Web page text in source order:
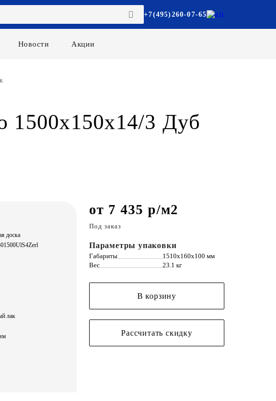
+7(495)260-07-65
Новости Акции
1500х150х14/3 Дуб
доска
лак
от 7 435 р/м2
Под заказ
Параметры упаковки
Габариты
1510х160х100 мм
Вес
23.1 кг
В корзину
Рассчитать скидку